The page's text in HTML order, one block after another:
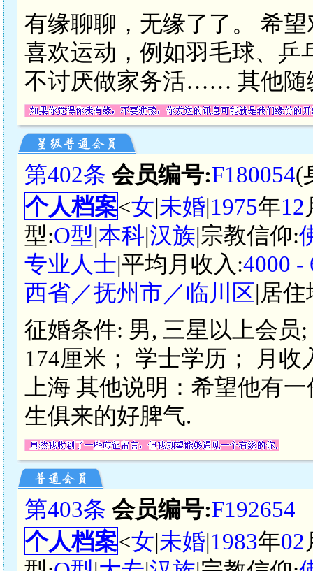
有缘聊聊，无缘了了。 希
喜欢运动，例如羽毛球、乒
不讨厌做家务活…… 其他随
第402条 会员编号:F180054(
个人档案<女|未婚|1975年12
型:O型|本科|汉族|宗教信仰:
专业人士|平均月收入:4000 -
西省／抚州市／临川区|居住
征婚条件: 男, 三星以上会员
174厘米； 学士学历； 月收
上海 其他说明：希望他有
生俱来的好脾气.
第403条 会员编号:F192654
个人档案<女|未婚|1983年02